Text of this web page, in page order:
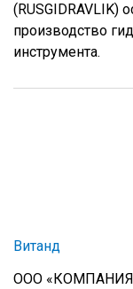
(RUSGIDRAVLIK)
производство
инструмента.
Витанд
ООО «КОМПАНИЯ